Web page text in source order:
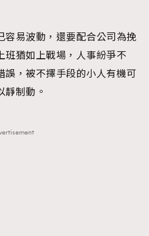
容易波動，還要配合公司為挽
班猶如上戰場，人事紛爭不
誤，被不擇手段的小人有機可
靜制動。